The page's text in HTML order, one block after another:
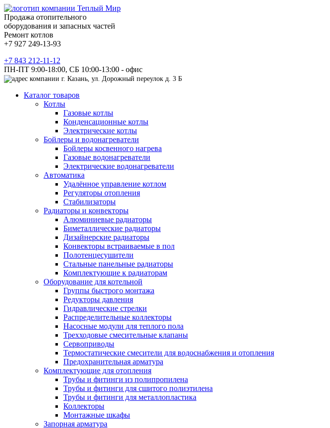
Продажа отопительного
оборудования и запасных частей
Ремонт котлов
+7 927 249-13-93
+7 843 212-11-12
ПН-ПТ 9:00-18:00, СБ 10:00-13:00 - офис
г. Казань, ул. Дорожный переулок д. 3 Б
Каталог товаров
Котлы
Газовые котлы
Конденсационные котлы
Электрические котлы
Бойлеры и водонагреватели
Бойлеры косвенного нагрева
Газовые водонагреватели
Электрические водонагреватели
Автоматика
Удалённое управление котлом
Регуляторы отопления
Стабилизаторы
Радиаторы и конвекторы
Алюминиевые радиаторы
Биметаллические радиаторы
Дизайнерские радиаторы
Конвекторы встраиваемые в пол
Полотенцесушители
Стальные панельные радиаторы
Комплектующие к радиаторам
Оборудование для котельной
Группы быстрого монтажа
Редукторы давления
Гидравлические стрелки
Распределительные коллекторы
Насосные модули для теплого пола
Трехходовые смесительные клапаны
Сервоприводы
Термостатические смесители для водоснабжения и отопления
Предохранительная арматура
Комплектующие для отопления
Трубы и фитинги из полипропилена
Трубы и фитинги для сшитого полиэтилена
Трубы и фитинги для металлопластика
Коллекторы
Монтажные шкафы
Запорная арматура